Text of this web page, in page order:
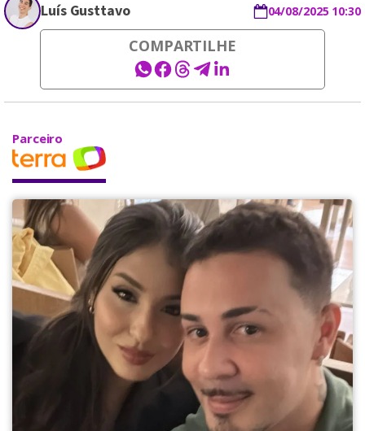
Luís Gusttavo 04/08/2025 10:30
COMPARTILHE
Parceiro